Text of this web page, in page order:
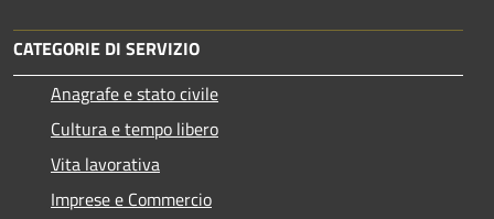
CATEGORIE DI SERVIZIO
Anagrafe e stato civile
Cultura e tempo libero
Vita lavorativa
Imprese e Commercio